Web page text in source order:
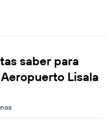
saber para
Lisala